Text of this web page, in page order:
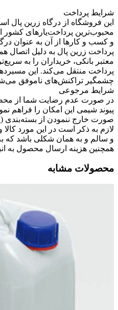
شرایط پرداخت
این فروشگاه از درگاه زرین پال
محبوب‌ترین پرداخت‌یارهای
و کسب و کارها از آن به عنوان
پرداخت زرین پال به دلیل اتصال
معتبر بانکی، خریداران را به
پرداخت منتقل می‌کند. این
چشمگیر تراکنش‌های ناموفق
شرایط مرجوعی
در صورت عدم رضایت شما از
پیوند شیمی این امکان را فراهم
لازم به ذکر است در این مورد
و سالم و به همان شکلی باشد که
همچنین هزینه ارسال محصول به
محصولات مشابه